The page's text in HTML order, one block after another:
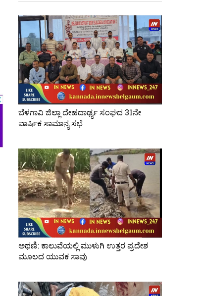
ಬೆಳಗಾವಿ ಜಿಲ್ಲಾ ದೇಹದಾರ್ಢ್ಯ ಸಂಘದ 31ನೇ
ವಾರ್ಷಿಕ ಸಾಮಾನ್ಯ ಸಭೆ
ಅಥಣಿ: ಕಾಲುವೆಯಲ್ಲಿ ಮುಳುಗಿ ಉತ್ತರ ಪ್ರದೇಶ
ಮೂಲದ ಯುವಕ ಸಾವು